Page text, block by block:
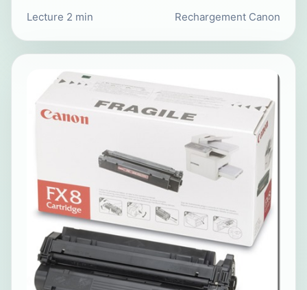
Lecture 2 min Rechargement Canon